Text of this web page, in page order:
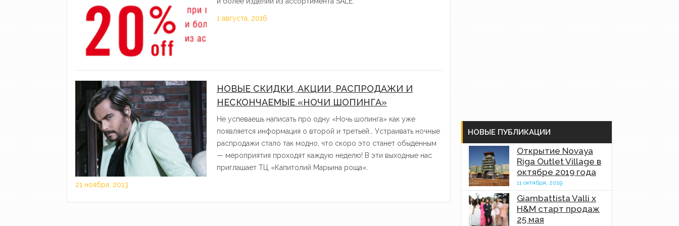
1 августа, 2016
НОВЫЕ СКИДКИ, АКЦИИ, РАСПРОДАЖИ И
НЕСКОНЧАЕМЫЕ «НОЧИ ШОПИНГА»
Не успеваешь написать про одну «Ночь шопинга» как уже
появляется информация о второй и третьей… Устраивать ночные
распродажи стало так модно, что скоро это станет обыденным
— мероприятия проходят каждую неделю! В эти выходные нас
приглашает ТЦ «Капитолий Марьина роща«.
21 ноября, 2013
НОВЫЕ ПУБЛИКАЦИИ
Открытие Novaya
Riga Outlet Village в
октябре 2019 года
11 октября, 2019
Giambattista Valli x
H&M старт продаж
25 мая